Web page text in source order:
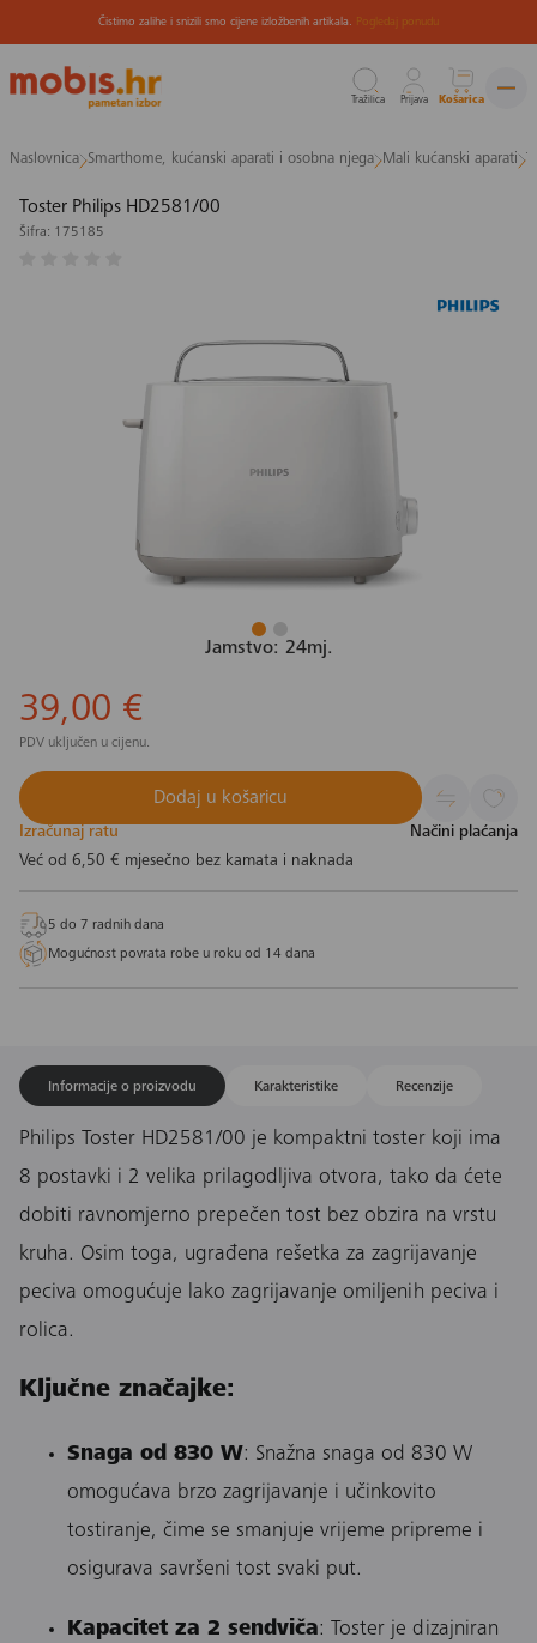
na
Čistimo zalihe i snizili smo cijene izložbenih artikala. Pogledaj ponudu
Tražilica Prijava Košarica
Naslovnica Smarthome, kućanski aparati i osobna njega Mali kućanski aparati
Toster Philips HD2581/00
Šifra: 175185
Jamstvo: 24mj.
39,00 €
PDV uključen u cijenu.
Dodaj u košaricu
Izračunaj ratu
Načini plaćanja
Već od 6,50 € mjesečno bez kamata i naknada
5 do 7 radnih dana
Mogućnost povrata robe u roku od 14 dana
Informacije o proizvodu Karakteristike Recenzije
Philips Toster HD2581/00 je kompaktni toster koji ima
8 postavki i 2 velika prilagodljiva otvora, tako da ćete
dobiti ravnomjerno prepečen tost bez obzira na vrstu
kruha. Osim toga, ugrađena rešetka za zagrijavanje
peciva omogućuje lako zagrijavanje omiljenih peciva i
rolica.
Ključne značajke:
Snaga od 830 W: Snažna snaga od 830 W
omogućava brzo zagrijavanje i učinkovito
tostiranje, čime se smanjuje vrijeme pripreme i
osigurava savršeni tost svaki put.
Kapacitet za 2 sendviča: Toster je dizajniran